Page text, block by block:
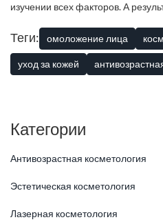
изучении всех факторов. А
Теги: омоложение лица
уход за кожей
Категории
Антивозрастная косметология
Эстетическая косметология
Лазерная косметология